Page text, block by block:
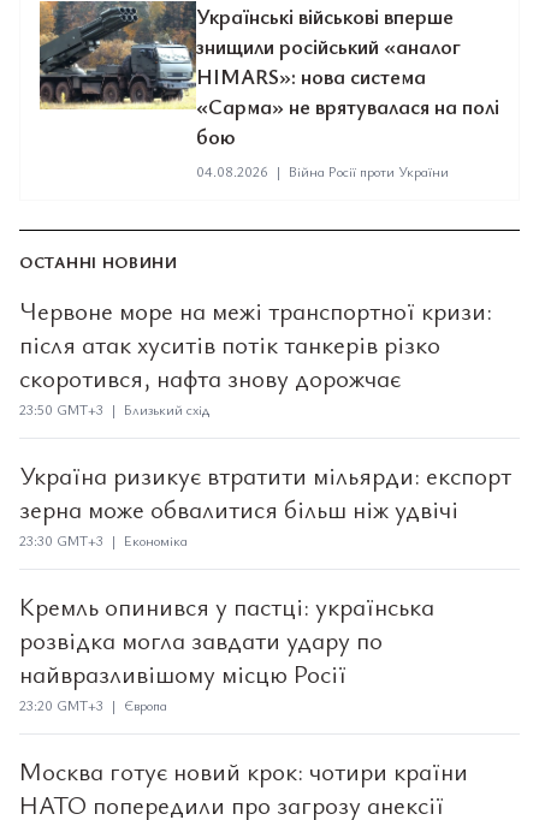
Українські військові вперше
знищили російський «аналог
HIMARS»: нова система
«Сарма» не врятувалася на полі
бою
04.08.2026 | Війна Росії проти України
ОСТАННІ НОВИНИ
Червоне море на межі транспортної кризи:
після атак хуситів потік танкерів різко
скоротився, нафта знову дорожчає
23:50 GMT+3 | Близький схід
Україна ризикує втратити мільярди: експорт
зерна може обвалитися більш ніж удвічі
23:30 GMT+3 | Економіка
Кремль опинився у пастці: українська
розвідка могла завдати удару по
найвразливішому місцю Росії
23:20 GMT+3 | Європа
Москва готує новий крок: чотири країни
НАТО попередили про загрозу анексії